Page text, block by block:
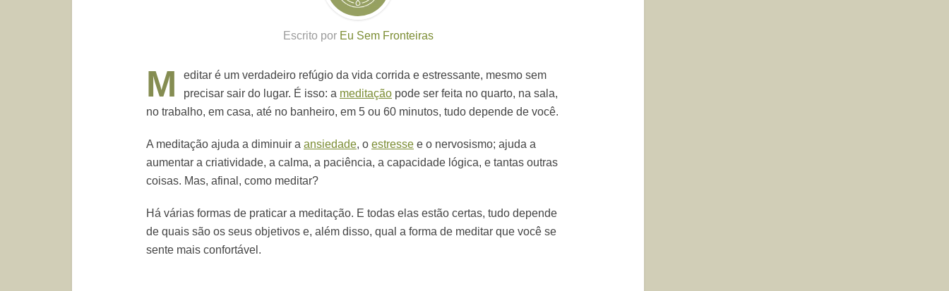
Escrito por Eu Sem Fronteiras
M
editar é um verdadeiro refúgio da vida corrida e estressante, mesmo sem
precisar sair do lugar. É isso: a meditação pode ser feita no quarto, na sala,
no trabalho, em casa, até no banheiro, em 5 ou 60 minutos, tudo depende de você.
A meditação ajuda a diminuir a ansiedade, o estresse e o nervosismo; ajuda a
aumentar a criatividade, a calma, a paciência, a capacidade lógica, e tantas outras
coisas. Mas, afinal, como meditar?
Há várias formas de praticar a meditação. E todas elas estão certas, tudo depende
de quais são os seus objetivos e, além disso, qual a forma de meditar que você se
sente mais confortável.